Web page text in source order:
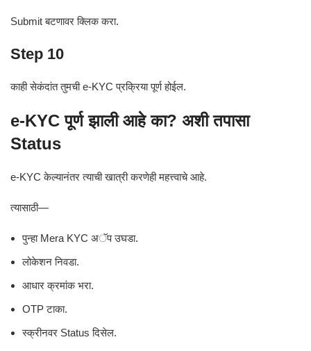
Submit बटणावर क्लिक करा.
Step 10
काही सेकंदांत तुमची e-KYC प्रक्रिया पूर्ण होईल.
e-KYC पूर्ण झाली आहे का? अशी तपासा
Status
e-KYC केल्यानंतर त्याची खात्री करणेही महत्त्वाचे आहे.
त्यासाठी—
पुन्हा Mera KYC अॅप उघडा.
लोकेशन निवडा.
आधार क्रमांक भरा.
OTP टाका.
स्क्रीनवर Status दिसेल.